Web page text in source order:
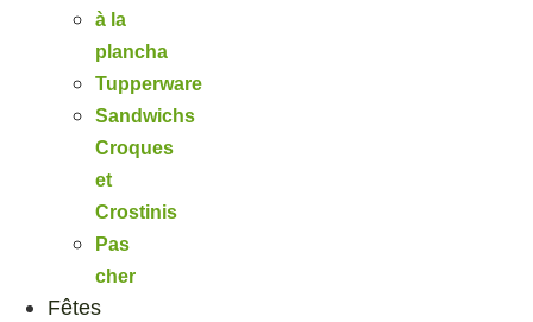
à la
plancha
Tupperware
Sandwichs
Croques
et
Crostinis
Pas
cher
Fêtes